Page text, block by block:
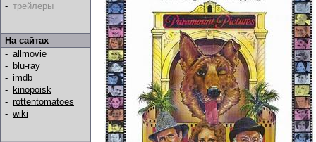
- трейлеры
На сайтах
- allmovie
- blu-ray
- imdb
- kinopoisk
- rottentomatoes
- wiki